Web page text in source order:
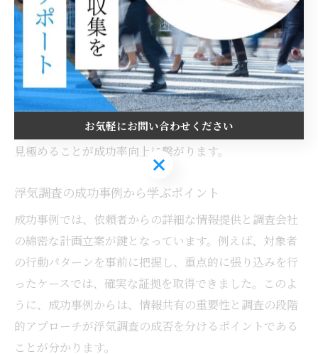
成功率が高い浮気調査会社は、過去の実績公開や調査方
法の透明性、依頼者への丁寧な説明を重視します。チェ
ックポイントとして、無料相談での対応の質や調査報告
書の具体性を確認すると良いでしょう。例えば、調査後
のサポート体制やアフターフォローの有無も重要な判断
材料です。これらを踏まえ、信頼できる会社かどうかを
見極めることが成功率向上に繋がります。
浮気調査の成功事例から学ぶポイント
成功事例では、依頼者からの詳細な情報提供と調査会社
の綿密な計画立案が鍵となっています。例えば、対象者
の行動パターンを事前に把握し、重点的に張り込みを行
ったケースでは、確実な証拠を取得できました。このよ
うに、成功事例からは、情報共有の重要性と調査の段階
的アプローチが浮気調査の成否を分けるポイントである
ことが分かります。
お気軽にお問い合わせください
お気軽にお問い合わせください